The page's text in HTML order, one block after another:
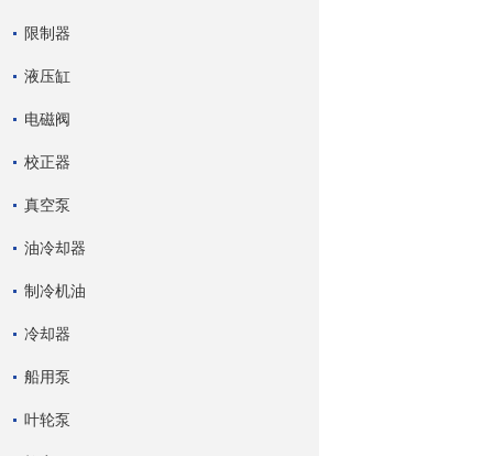
限制器
液压缸
电磁阀
校正器
真空泵
油冷却器
制冷机油
冷却器
船用泵
叶轮泵